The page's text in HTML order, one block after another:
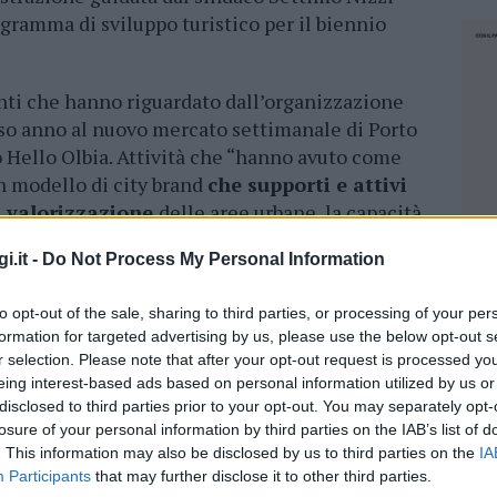
- Do Not Process My Personal Information
opt-out of the sale, sharing to third parties, or processing of your
for targeted advertising by us, please use the below opt-out
selection. Please note that after your opt-out request is processed
interest-based ads based on personal information utilized by us
to third parties prior to your opt-out. You may separately
of your personal information by third parties on the IAB’s list of
This information may also be disclosed by us to third parties on the
Participants that may further disclose it to other third parties.
di sviluppo turistico per il biennio
che hanno riguardato dall’organizzazione
anno al nuovo mercato settimanale di Porto
Olbia. Attività che “hanno avuto come
modello di city brand che supporti e attivi
valorizzazionedelle aree urbane, la capacità
per originalità e frequenza, che
le tradizioni autentiche, i paesaggi,
il presidente di Aspo Massimo Putzu.
di servizio, il Comune ha, quindi,
conclusivapresentata da Aspo e
di un assegno da 183mila euro.